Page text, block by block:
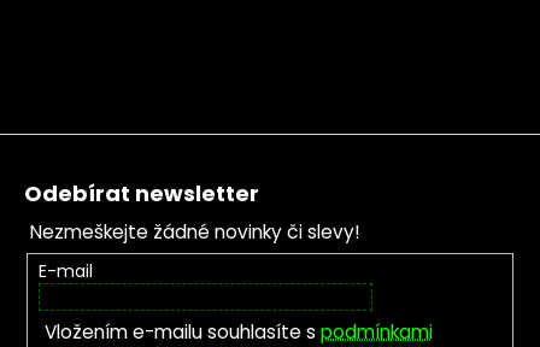
Zápatí
Odebírat newsletter
Nezmeškejte žádné novinky či slevy!
E-mail
Vložením e-mailu souhlasíte s podmínkami